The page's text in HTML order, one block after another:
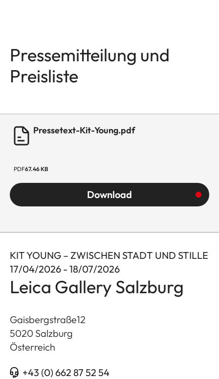
Pressemitteilung und
Preisliste
Pressetext-Kit-Young.pdf
PDF67.46 KB
Download
KIT YOUNG – ZWISCHEN STADT UND STILLE
17/04/2026 - 18/07/2026
Leica Gallery Salzburg
Gaisbergstraße12
5020 Salzburg
Österreich
+43 (0) 662 87 52 54